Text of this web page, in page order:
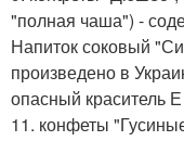
"полная чаша") -
Напиток соковый
произведено в
опасный краситель
11. конфеты